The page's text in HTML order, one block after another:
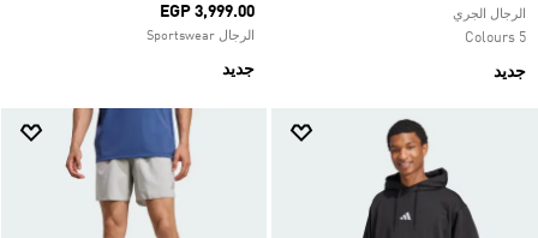
الرجال الجري
5 Colours
جديد
EGP 3,999.00
الرجال Sportswear
جديد